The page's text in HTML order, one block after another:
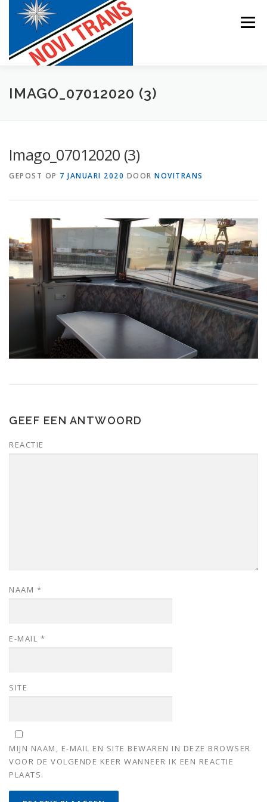
Menu
BEVRACHTING
IMAGO_07012020 (3)
Imago_07012020 (3)
GEPOST OP 7 JANUARI 2020 DOOR NOVITRANS
GEEF EEN ANTWOORD
REACTIE
NAAM *
E-MAIL *
SITE
MIJN NAAM, E-MAIL EN SITE BEWAREN IN DEZE BROWSER
VOOR DE VOLGENDE KEER WANNEER IK EEN REACTIE
PLAATS.